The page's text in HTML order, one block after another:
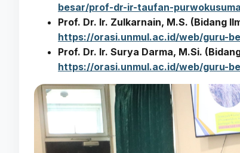
besar/prof-dr-ir-taufan-
Prof. Dr. Ir. Zulkarnain, M.S. (Bidang
https://orasi.unmul.ac.id/web/guru-
Prof. Dr. Ir. Surya Darma, M.Si.
https://orasi.unmul.ac.id/web/guru-